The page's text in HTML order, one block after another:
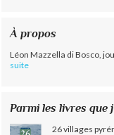
À propos
Léon Mazzella di Bosco,
suite
Parmi les livres que
26 villages